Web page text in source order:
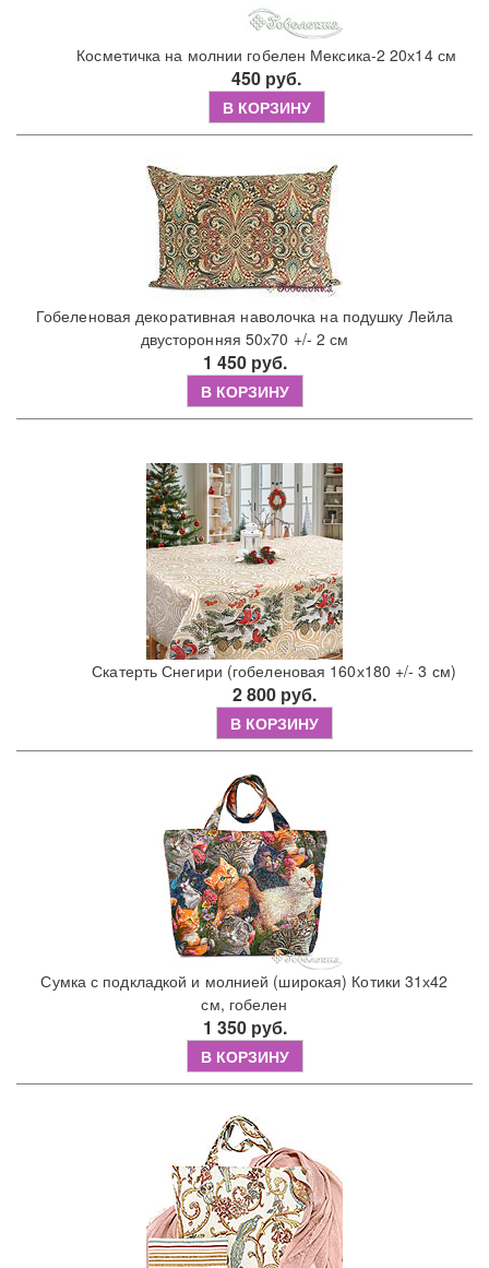
Косметичка на молнии гобелен Мексика-2 20х14 см
450 руб.
В КОРЗИНУ
Гобеленовая декоративная наволочка на подушку Лейла
двусторонняя 50х70 +/- 2 см
1 450 руб.
В КОРЗИНУ
Скатерть Снегири (гобеленовая 160х180 +/- 3 см)
2 800 руб.
В КОРЗИНУ
Сумка с подкладкой и молнией (широкая) Котики 31х42
см, гобелен
1 350 руб.
В КОРЗИНУ